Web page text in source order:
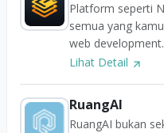
Platform seperti
semua yang
web development.
Lihat Detail
RuangAI
RuangAI bukan